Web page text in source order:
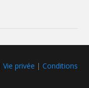
Vie privée | Conditions